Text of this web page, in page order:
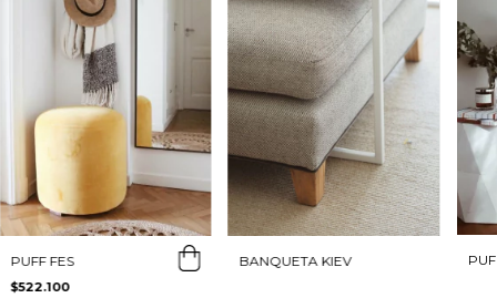
PUFF FES
$522.100
BANQUETA KIEV